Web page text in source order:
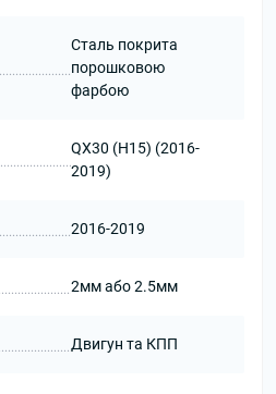
Сталь покрита
порошковою
фарбою
QX30 (H15) (2016-
2019)
2016-2019
2мм або 2.5мм
Двигун та КПП